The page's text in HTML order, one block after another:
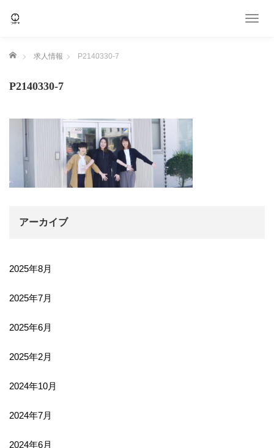
T
ホーム 求人情報 P2140330-7
P2140330-7
アーカイブ
2025年8月
2025年7月
2025年6月
2025年2月
2024年10月
2024年7月
2024年6月